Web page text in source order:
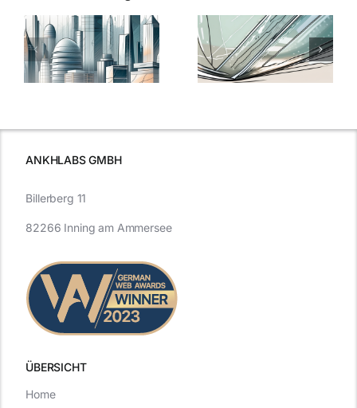
5 Gründe,
warum
Nanoversiegelung
auf Glas
7
Expertentipps
für maximale
ANKHLABS GMBH
ÜBERSICHT
Billerberg 11
82266 Inning am Ammersee
Home